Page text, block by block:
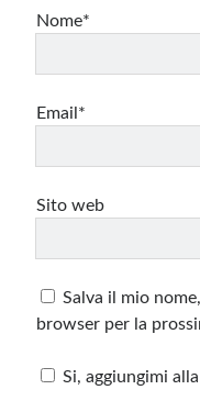
Nome*
Email*
Sito web
Salva il mio
browser per la
Si, aggiungimi